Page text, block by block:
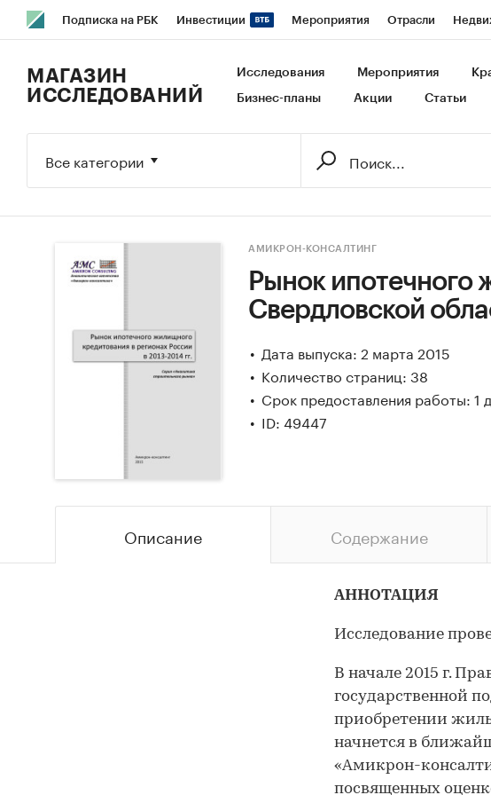
Подписка на РБК Инвестиции Мероприятия Отрасли
Исследования Кредитные рейтинги Франшизы Газета
МАГАЗИН
ИССЛЕДОВАНИЙ
Исследования Мероприятия
Бизнес-планы Акции Статьи
Все категории
АМИКРОН-КОНСАЛТИНГ
Рынок ипотечного
Свердловской
Дата выпуска: 2 марта 2015
Количество страниц: 38
Срок предоставления работы: 1
ID: 49447
Описание Содержание
АННОТАЦИЯ
Исследование
В начале 2015 г.
государственной
приобретении
начнется в
«Амикрон-
посвященных